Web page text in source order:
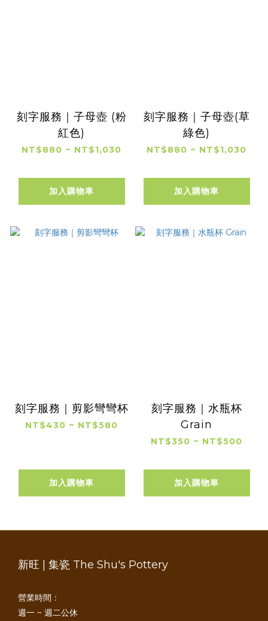
刻字服務｜子母壺 (粉
紅色)
NT$880 ~ NT$1,030
加入購物車
刻字服務｜子母壺(草
綠色)
NT$880 ~ NT$1,030
加入購物車
刻字服務｜剪影彎彎杯
NT$430 ~ NT$580
加入購物車
刻字服務｜水瓶杯
Grain
NT$350 ~ NT$500
加入購物車
新旺 | 集瓷 The Shu's Pottery
營業時間：
週一 ~ 週二公休